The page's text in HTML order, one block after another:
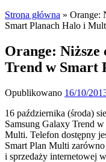
Strona główna » Orange:
Smart Planach Halo i
Orange: Niższe
Trend w Smart
Opublikowano 16/10/
16 października (środa)
Samsung Galaxy Trend
Multi. Telefon dostępny
Smart Plan Multi
i sprzedaży internetowej